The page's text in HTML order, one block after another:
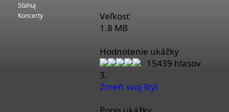
Sťahuj
Koncerty
Veľkosť
1.8 MB
Hodnotenie ukážky
15439 hlasov
3.
Zmeň svoj štýl